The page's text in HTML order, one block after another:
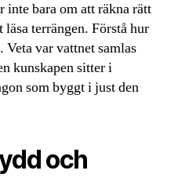
inte bara om att räkna rätt
terrängen. Förstå hur
var vattnet samlas
kunskapen sitter i
som byggt i just den
och